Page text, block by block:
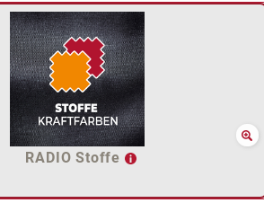
RADIO Stoffe